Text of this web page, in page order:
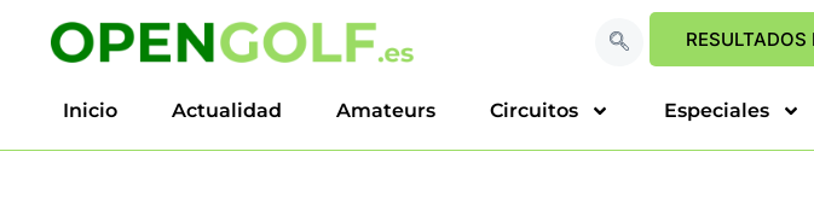
RESULTADOS
Inicio Actualidad Amateurs Circuitos Especiales